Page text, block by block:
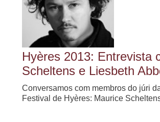
Hyères 2013: Entrevista
Scheltens e Liesbeth
Conversamos com membros do júri
Festival de Hyères: Maurice